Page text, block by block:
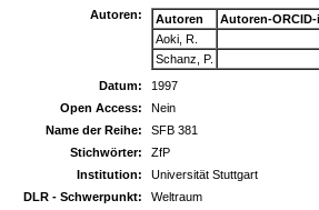
Autoren:
Autoren
Autoren-ORCID-
Aoki, R.
Schanz, P.
Datum:
1997
Open Access:
Nein
Name der Reihe:
SFB 381
Stichwörter:
ZfP
Institution:
Universität Stuttgart
DLR - Schwerpunkt:
Weltraum